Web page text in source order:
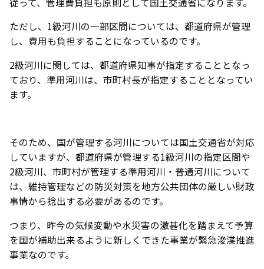
ただし、1級河川の一部区間については、都道府県が管理
し、費用も負担することになっているのです。
2級河川に関しては、都道府県知事が指定することとなっ
ており、準用河川は、市町村長が指定することとなってい
ます。
そのため、国が管理する河川については国土交通省が対応
していますが、都道府県が管理する1級河川の指定区間や
2級河川、市町村が管理する準用河川・普通河川について
は、維持管理などの防災対策を地方公共団体の厳しい財政
事情から捻出する必要があるのです。
つまり、昨今の気候変動や水災害の激甚化を踏まえて予算
を国が補助出来るように新しくできた事業が緊急浚渫推進
事業なのです。